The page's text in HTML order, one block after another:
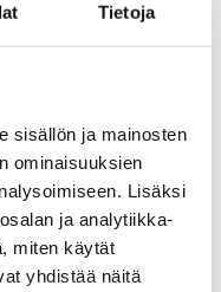
Tietoja
sisällön ja mainosten
ominaisuuksien
Lisäksi
ja analytiikka-
miten käytät
yhdistää näitä